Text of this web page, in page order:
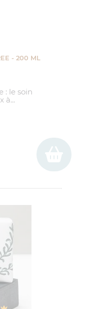
- 200 ML
: le soin
à...